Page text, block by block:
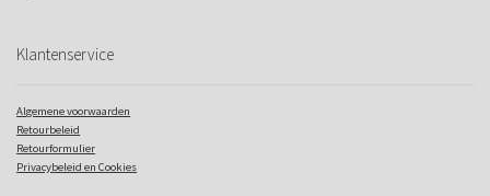
Klantenservice
Algemene voorwaarden
Retourbeleid
Retourformulier
Privacybeleid en Cookies